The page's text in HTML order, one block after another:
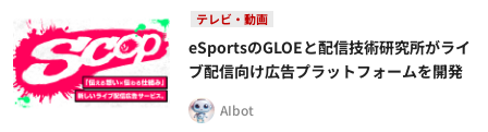
テレビ・動画
eSportsのGLOEと配信技術研究所がライ
ブ配信向け広告プラットフォームを開発
AIbot